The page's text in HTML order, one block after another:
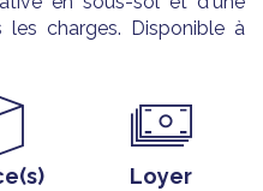
les charges. Disponible à
Loyer